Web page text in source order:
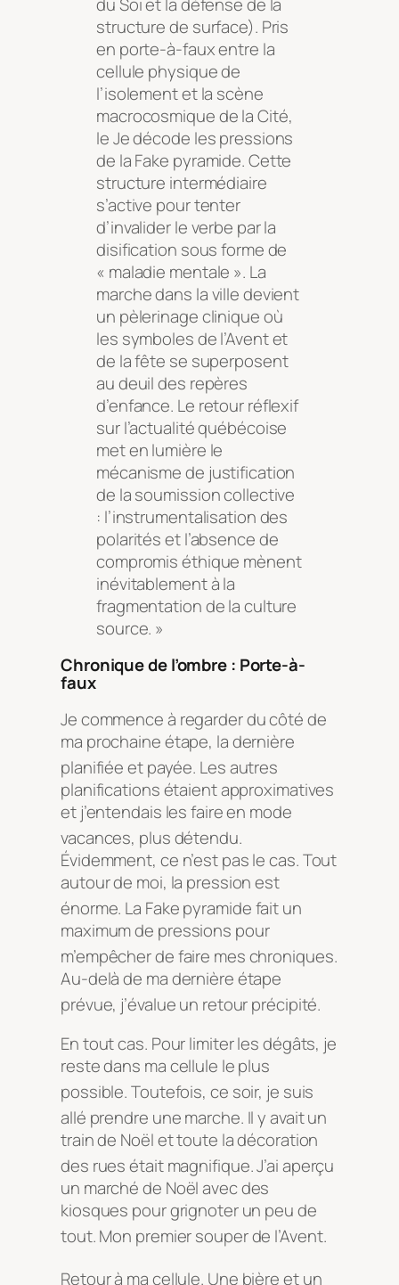
structure de surface). Pris
en porte-à-faux entre la
cellule physique de
l’isolement et la scène
macrocosmique de la Cité,
le Je décode les pressions
de la Fake pyramide. Cette
structure intermédiaire
s’active pour tenter
d’invalider le verbe par la
disification sous forme de
« maladie mentale ». La
marche dans la ville devient
un pèlerinage clinique où
les symboles de l’Avent et
de la fête se superposent
au deuil des repères
d’enfance. Le retour réflexif
sur l’actualité québécoise
met en lumière le
mécanisme de justification
de la soumission collective
: l’instrumentalisation des
polarités et l’absence de
compromis éthique mènent
inévitablement à la
fragmentation de la culture
source. »
Chronique de l’ombre : Porte-à-
faux
Je commence à regarder du côté de
ma prochaine étape, la dernière
planifiée et payée. Les autres
planifications étaient approximatives
et j’entendais les faire en mode
vacances, plus détendu.
Évidemment, ce n’est pas le cas. Tout
autour de moi, la pression est
énorme. La Fake pyramide fait un
maximum de pressions pour
m’empêcher de faire mes chroniques.
Au-delà de ma dernière étape
prévue, j’évalue un retour précipité.
En tout cas. Pour limiter les dégâts, je
reste dans ma cellule le plus
possible. Toutefois, ce soir, je suis
allé prendre une marche. Il y avait un
train de Noël et toute la décoration
des rues était magnifique. J’ai aperçu
un marché de Noël avec des
kiosques pour grignoter un peu de
tout. Mon premier souper de l’Avent.
Retour à ma cellule. Une bière et un